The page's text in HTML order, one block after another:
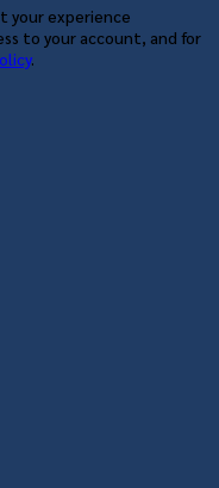
your experience
to your account, and for
.